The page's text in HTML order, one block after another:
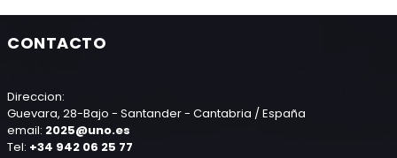
CONTACTO
Direccion:
Guevara, 28-Bajo - Santander - Cantabria / España
email: 2025@uno.es
Tel: +34 942 06 25 77